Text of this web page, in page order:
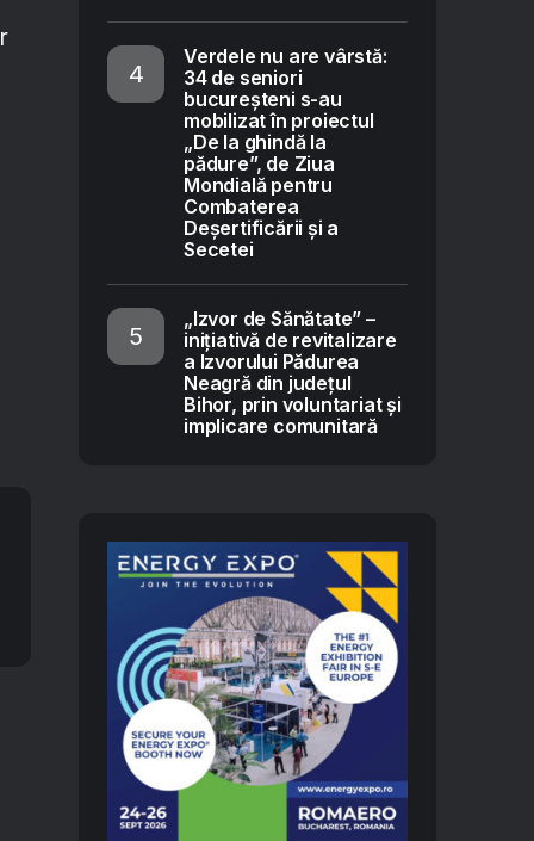
Verdele nu are vârstă:
34 de seniori
bucureșteni s-au
mobilizat în proiectul
„De la ghindă la
pădure”, de Ziua
Mondială pentru
Combaterea
Deșertificării și a
Secetei
„Izvor de Sănătate” –
inițiativă de revitalizare
a Izvorului Pădurea
Neagră din județul
Bihor, prin voluntariat și
implicare comunitară